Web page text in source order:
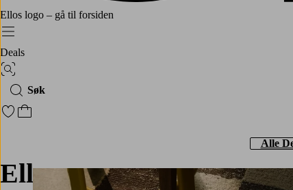
Ellos logo – gå til forsiden
Meny
Deals
Bildesøk
Søk
Gå til favorittmerkede produkter
Gå til handlekurven
Ellos
Alle